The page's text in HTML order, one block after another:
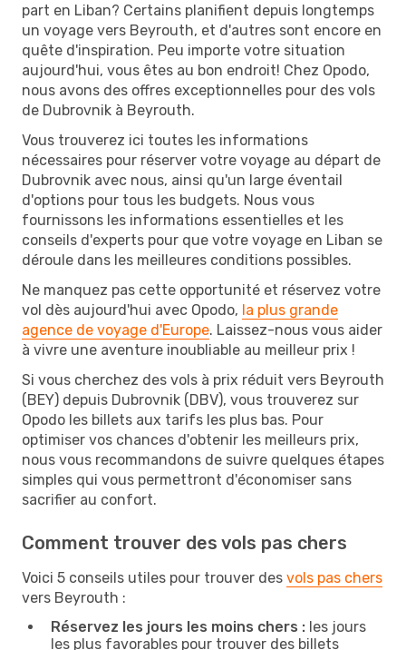
part en Liban? Certains planifient depuis longtemps
un voyage vers Beyrouth, et d'autres sont encore en
quête d'inspiration. Peu importe votre situation
aujourd'hui, vous êtes au bon endroit! Chez Opodo,
nous avons des offres exceptionnelles pour des vols
de Dubrovnik à Beyrouth.
Vous trouverez ici toutes les informations
nécessaires pour réserver votre voyage au départ de
Dubrovnik avec nous, ainsi qu'un large éventail
d'options pour tous les budgets. Nous vous
fournissons les informations essentielles et les
conseils d'experts pour que votre voyage en Liban se
déroule dans les meilleures conditions possibles.
Ne manquez pas cette opportunité et réservez votre
vol dès aujourd'hui avec Opodo, la plus grande
agence de voyage d'Europe. Laissez-nous vous aider
à vivre une aventure inoubliable au meilleur prix !
Si vous cherchez des vols à prix réduit vers Beyrouth
(BEY) depuis Dubrovnik (DBV), vous trouverez sur
Opodo les billets aux tarifs les plus bas. Pour
optimiser vos chances d'obtenir les meilleurs prix,
nous vous recommandons de suivre quelques étapes
simples qui vous permettront d'économiser sans
sacrifier au confort.
Comment trouver des vols pas chers
Voici 5 conseils utiles pour trouver des vols pas chers
vers Beyrouth :
Réservez les jours les moins chers : les jours
les plus favorables pour trouver des billets